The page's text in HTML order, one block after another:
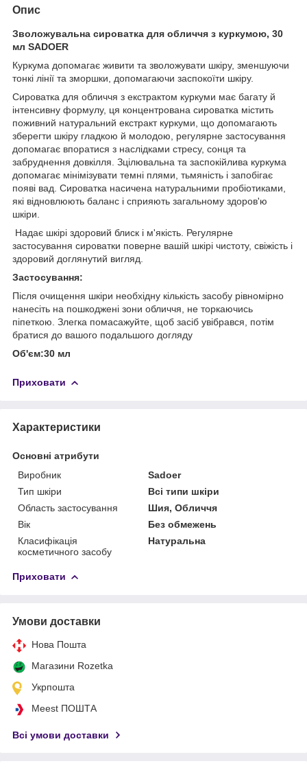
Опис
Зволожувальна сироватка для обличчя з куркумою, 30
мл SADOER
Куркума допомагає живити та зволожувати шкіру, зменшуючи
тонкі лінії та зморшки, допомагаючи заспокоїти шкіру.
Сироватка для обличчя з екстрактом куркуми має багату й
інтенсивну формулу, ця концентрована сироватка містить
поживний натуральний екстракт куркуми, що допомагають
зберегти шкіру гладкою й молодою, регулярне застосування
допомагає впоратися з наслідками стресу, сонця та
забруднення довкілля. Зцілювальна та заспокійлива куркума
допомагає мінімізувати темні плями, тьмяність і запобігає
появі вад. Сироватка насичена натуральними пробіотиками,
які відновлюють баланс і сприяють загальному здоров'ю
шкіри.
Надає шкірі здоровий блиск і м'якість. Регулярне
застосування сироватки поверне вашій шкірі чистоту, свіжість і
здоровий доглянутий вигляд.
Застосування:
Після очищення шкіри необхідну кількість засобу рівномірно
нанесіть на пошкоджені зони обличчя, не торкаючись
піпеткою. Злегка помасажуйте, щоб засіб увібрався, потім
братися до вашого подальшого догляду
Об'єм:30 мл
Приховати
Характеристики
Основні атрибути
Виробник
Sadoer
Тип шкіри
Всі типи шкіри
Область застосування
Шия, Обличчя
Вік
Без обмежень
Класифікація
косметичного засобу
Натуральна
Приховати
Умови доставки
Нова Пошта
Магазини Rozetka
Укрпошта
Meest ПОШТА
Всі умови доставки